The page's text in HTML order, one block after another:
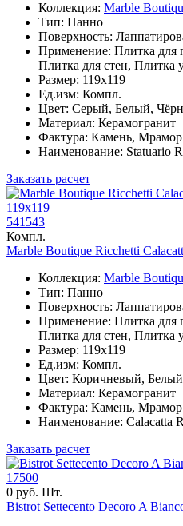
Коллекция: Marble
Тип: Панно
Поверхность:
Применение: Плитка для
Плитка для стен, Плитка
Размер: 119x119
Ед.изм: Компл.
Цвет: Серый, Белый,
Материал: Керамогранит
Фактура: Камень, Мрамор
Наименование: Statuario
Заказать расчет
119x119
541543
Компл.
Marble Boutique Ricchetti
Коллекция: Marble
Тип: Панно
Поверхность:
Применение: Плитка для
Плитка для стен, Плитка
Размер: 119x119
Ед.изм: Компл.
Цвет: Коричневый, Белый
Материал: Керамогранит
Фактура: Камень, Мрамор
Наименование: Calacatta
Заказать расчет
17500
0 руб. Шт.
Bistrot Settecento Decoro A